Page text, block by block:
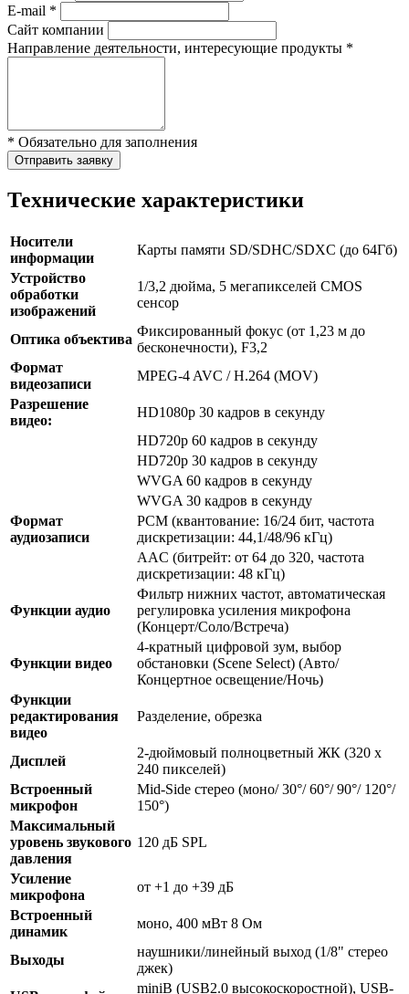
E-mail *
Сайт компании
Направление деятельности, интересующие продукты *
* Обязательно для заполнения
Отправить заявку
Технические характеристики
Носители
информации
Карты памяти SD/SDHC/SDXC (до 64Гб)
Устройство
обработки
изображений
1/3,2 дюйма, 5 мегапикселей CMOS
сенсор
Оптика объектива
Фиксированный фокус (от 1,23 м до
бесконечности), F3,2
Формат
видеозаписи
MPEG-4 AVC / H.264 (MOV)
Разрешение
видео:
HD1080p 30 кадров в секунду
HD720p 60 кадров в секунду
HD720p 30 кадров в секунду
WVGA 60 кадров в секунду
WVGA 30 кадров в секунду
Формат
аудиозаписи
PCM (квантование: 16/24 бит, частота
дискретизации: 44,1/48/96 кГц)
AAC (битрейт: от 64 до 320, частота
дискретизации: 48 кГц)
Функции аудио
Фильтр нижних частот, автоматическая
регулировка усиления микрофона
(Концерт/Соло/Встреча)
Функции видео
4-кратный цифровой зум, выбор
обстановки (Scene Select) (Авто/
Концертное освещение/Ночь)
Функции
редактирования
видео
Разделение, обрезка
Дисплей
2-дюймовый полноцветный ЖК (320 х
240 пикселей)
Встроенный
микрофон
Mid-Side стерео (моно/ 30°/ 60°/ 90°/ 120°/
150°)
Максимальный
уровень звукового
давления
120 дБ SPL
Усиление
микрофона
от +1 до +39 дБ
Встроенный
динамик
моно, 400 мВт 8 Ом
Выходы
наушники/линейный выход (1/8" стерео
джек)
miniB (USB2.0 высокоскоростной), USB-